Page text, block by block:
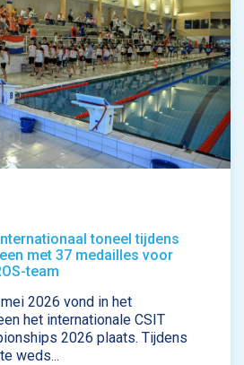
toneel tijdens
met 37 medailles voor
team
2026 vond in het
het internationale CSIT
2026 plaats. Tijdens
weds...